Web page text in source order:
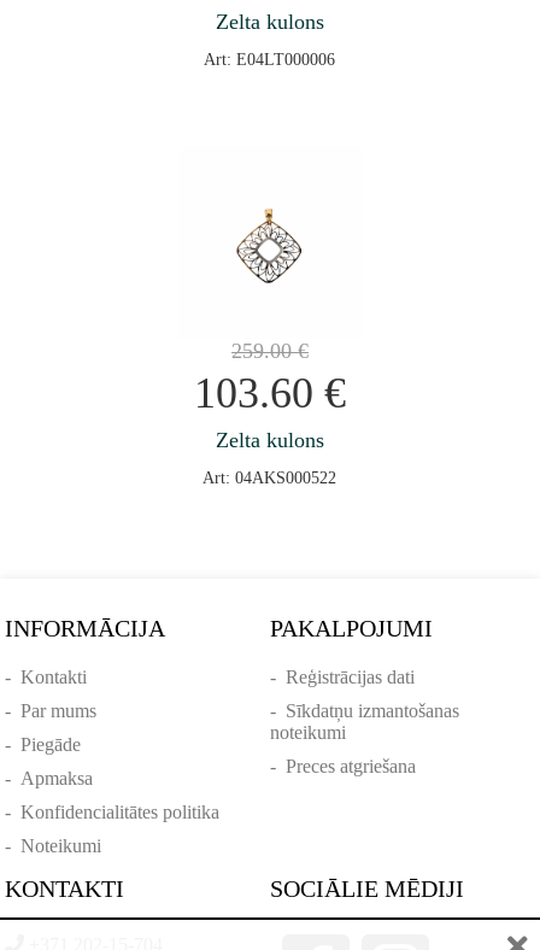
Zelta kulons
Art: E04LT000006
259.00€
103.60 €
Zelta kulons
Art: 04AKS000522
INFORMĀCIJA
-Kontakti
-Par mums
-Piegāde
- Apmaksa
-Konfidencialitātes politika
-Noteikumi
PAKALPOJUMI
- Reģistrācijas dati
- Sīkdatņu izmantošanas
noteikumi
- Preces atgriešana
KONTAKTI SOCIĀLIE MĒDIJI